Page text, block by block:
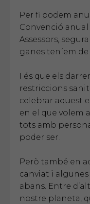
Per fi podem
Convenció anual
Assessors,
ganes teníem de
I és que els
restriccions
celebrar aquest
en el que volem
tots amb
poder ser.
Però també en
canviat i
abans. Entre
nostre planeta,